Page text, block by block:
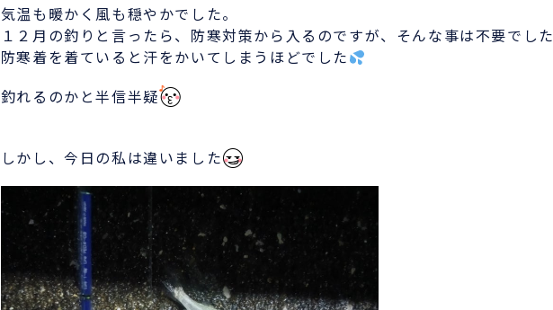
気温も暖かく風も穏やかでした。
１２月の釣りと言ったら、防寒対策から入るのですが、そんな事は不要でした
防寒着を着ていると汗をかいてしまうほどでした
釣れるのかと半信半疑
しかし、今日の私は違いました